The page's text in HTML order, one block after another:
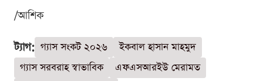
/আশিক
ট্যাগ: গ্যাস সংকট ২০২৬
ইকবাল হাসান মাহমুদ
গ্যাস সরবরাহ স্বাভাবিক
এফএসআরইউ মেরামত